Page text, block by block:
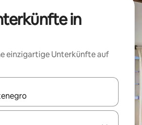
in
einzigartige Unterkünfte auf
verfügbar sind, navigiere mit den